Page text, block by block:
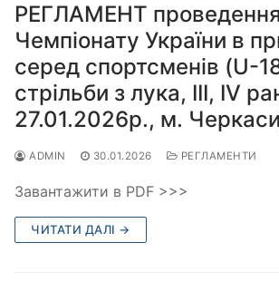
РЕГЛАМЕНТ проведення
Чемпіонату України в
серед спортсменів (U-
стрільби з лука, ІІІ, IV
27.01.2026р., м.
ADMIN 30.01.2026 РЕГЛАМЕНТИ
Завантажити в PDF >>>
ЧИТАТИ ДАЛІ →